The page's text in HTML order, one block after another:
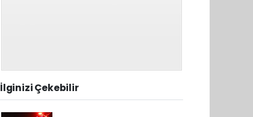
İlginizi Çekebilir